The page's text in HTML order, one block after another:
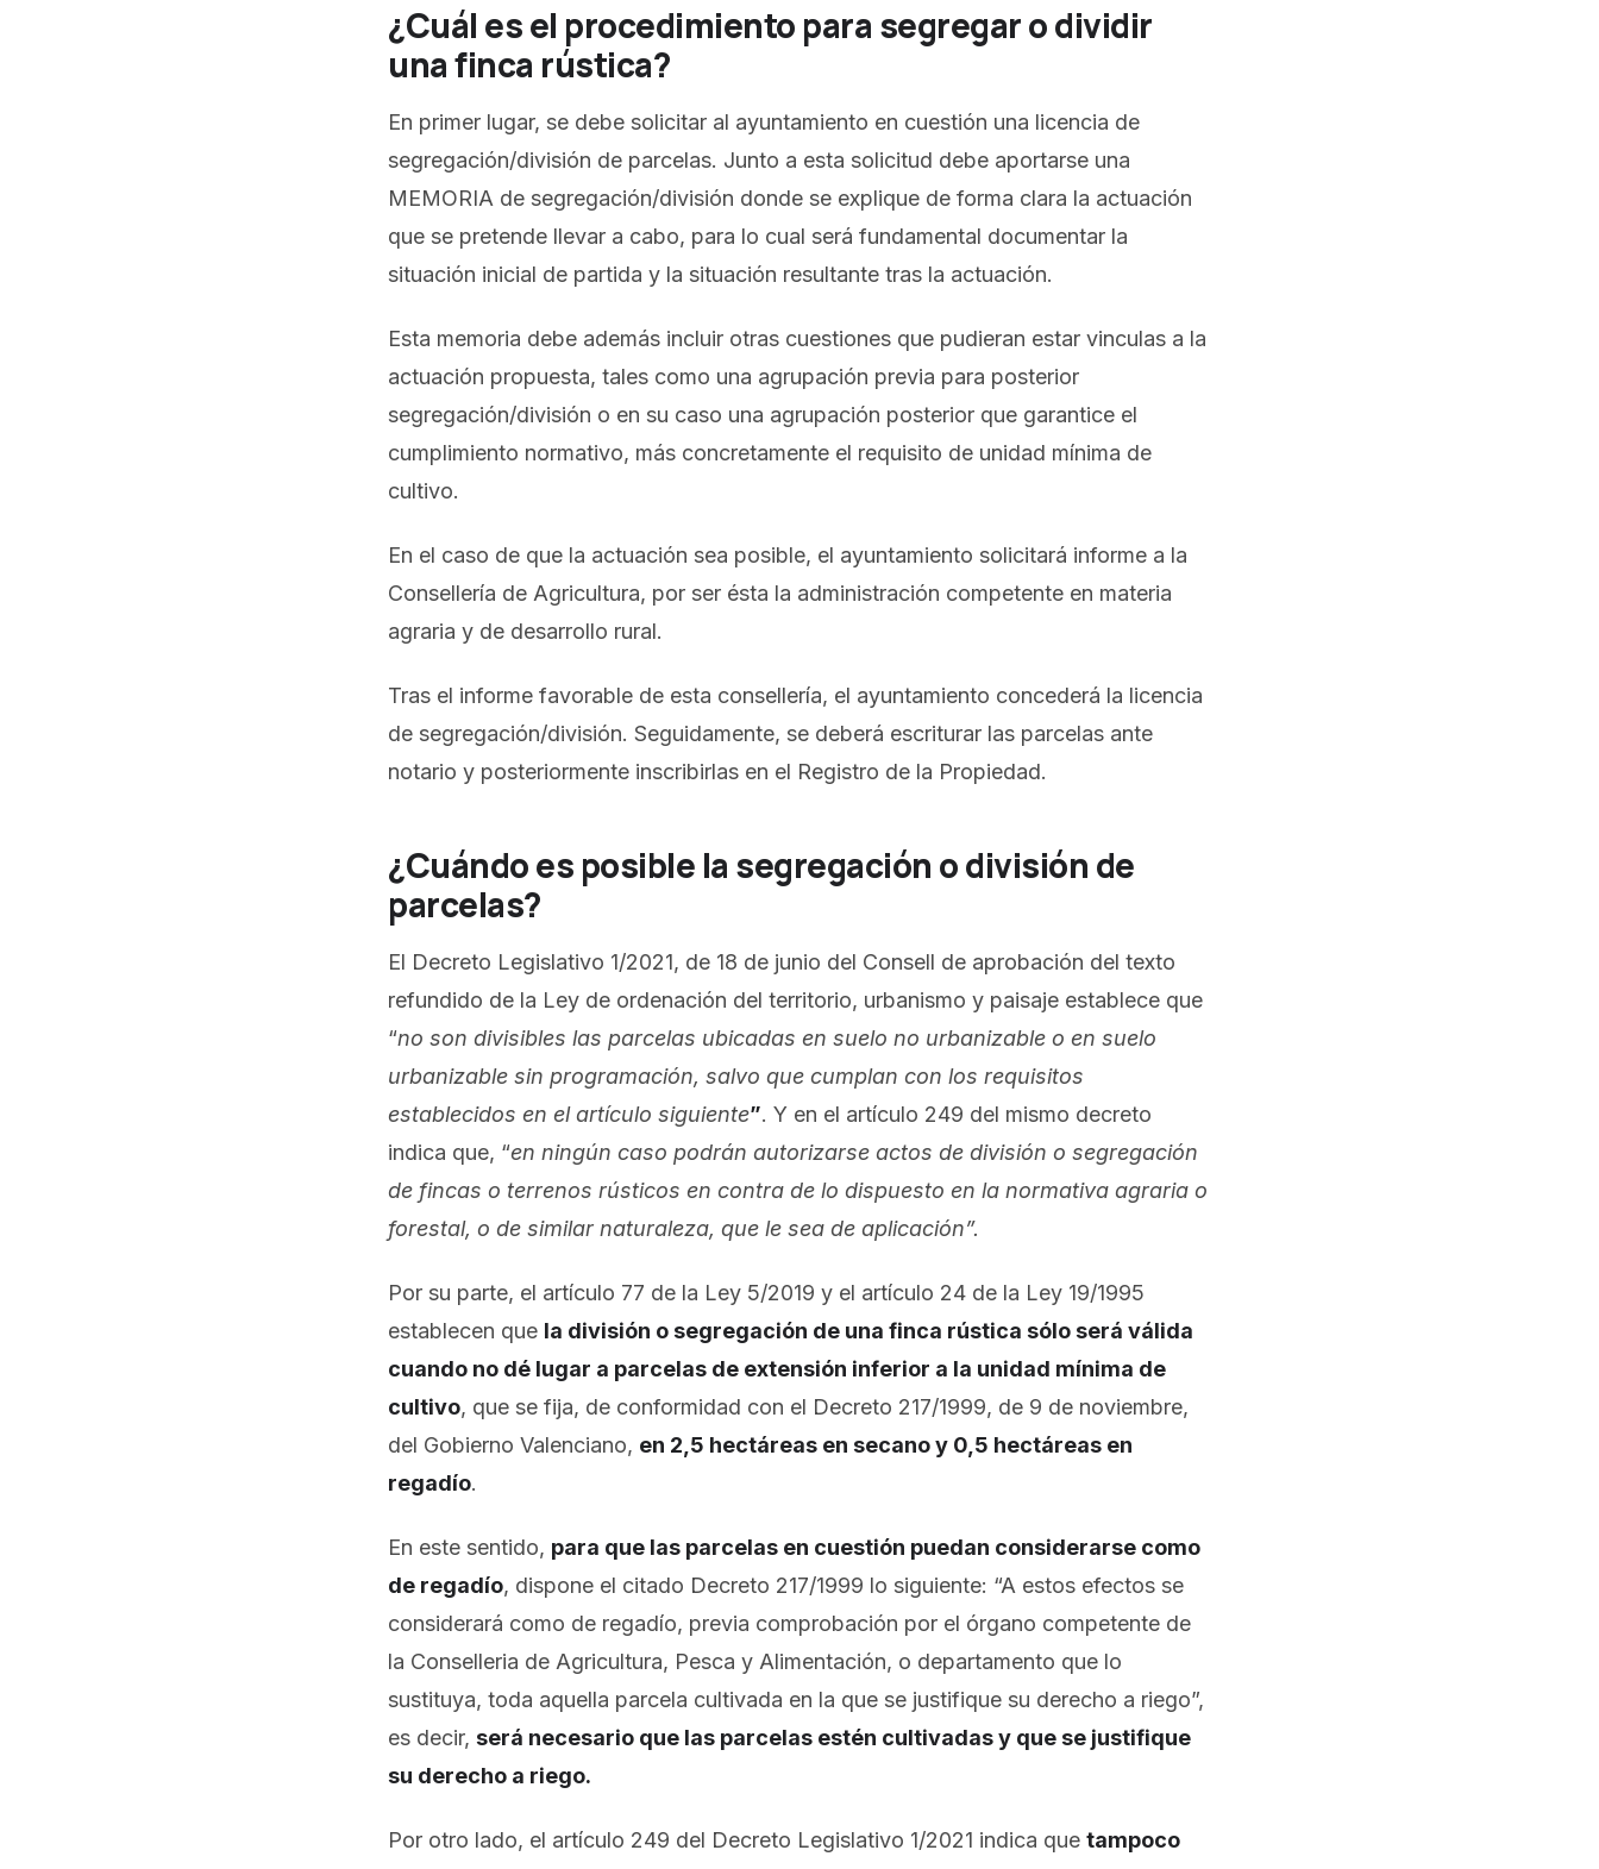
¿Cuál es el procedimiento para segregar o dividir
una finca rústica?
En primer lugar, se debe solicitar al ayuntamiento en cuestión una licencia de
segregación/división de parcelas. Junto a esta solicitud debe aportarse una
MEMORIA de segregación/división donde se explique de forma clara la actuación
que se pretende llevar a cabo, para lo cual será fundamental documentar la
situación inicial de partida y la situación resultante tras la actuación.
Esta memoria debe además incluir otras cuestiones que pudieran estar vinculas a la
actuación propuesta, tales como una agrupación previa para posterior
segregación/división o en su caso una agrupación posterior que garantice el
cumplimiento normativo, más concretamente el requisito de unidad mínima de
cultivo.
En el caso de que la actuación sea posible, el ayuntamiento solicitará informe a la
Consellería de Agricultura, por ser ésta la administración competente en materia
agraria y de desarrollo rural.
Tras el informe favorable de esta consellería, el ayuntamiento concederá la licencia
de segregación/división. Seguidamente, se deberá escriturar las parcelas ante
notario y posteriormente inscribirlas en el Registro de la Propiedad.
¿Cuándo es posible la segregación o división de
parcelas?
El Decreto Legislativo 1/2021, de 18 de junio del Consell de aprobación del texto
refundido de la Ley de ordenación del territorio, urbanismo y paisaje establece que
“no son divisibles las parcelas ubicadas en suelo no urbanizable o en suelo
urbanizable sin programación, salvo que cumplan con los requisitos
establecidos en el artículo siguiente”. Y en el artículo 249 del mismo decreto
indica que, “en ningún caso podrán autorizarse actos de división o segregación
de fincas o terrenos rústicos en contra de lo dispuesto en la normativa agraria o
forestal, o de similar naturaleza, que le sea de aplicación”.
Por su parte, el artículo 77 de la Ley 5/2019 y el artículo 24 de la Ley 19/1995
establecen que la división o segregación de una finca rústica sólo será válida
cuando no dé lugar a parcelas de extensión inferior a la unidad mínima de
cultivo, que se fija, de conformidad con el Decreto 217/1999, de 9 de noviembre,
del Gobierno Valenciano, en 2,5 hectáreas en secano y 0,5 hectáreas en
regadío.
En este sentido, para que las parcelas en cuestión puedan considerarse como
de regadío, dispone el citado Decreto 217/1999 lo siguiente: “A estos efectos se
considerará como de regadío, previa comprobación por el órgano competente de
la Conselleria de Agricultura, Pesca y Alimentación, o departamento que lo
sustituya, toda aquella parcela cultivada en la que se justifique su derecho a riego”,
es decir, será necesario que las parcelas estén cultivadas y que se justifique
su derecho a riego.
Por otro lado, el artículo 249 del Decreto Legislativo 1/2021 indica que tampoco